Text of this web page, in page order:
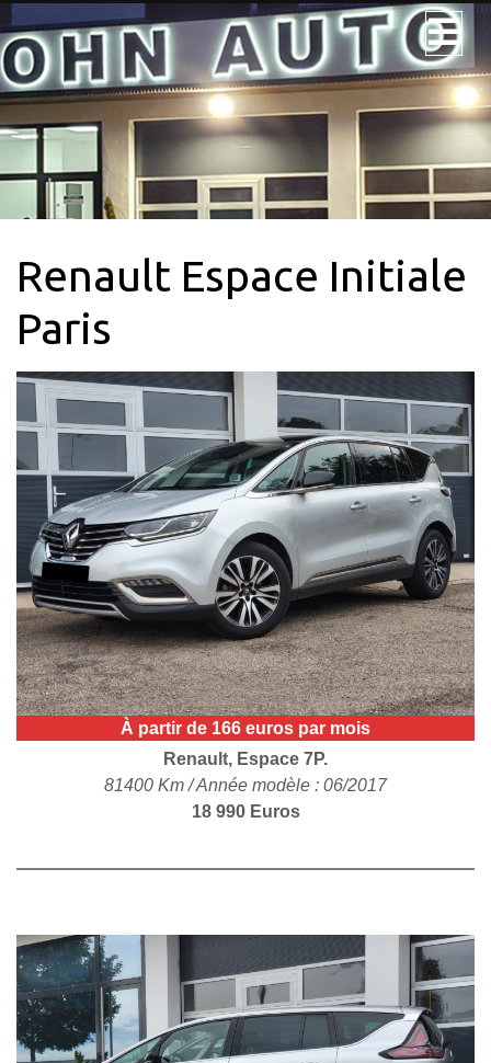
JOHN AUTO
NOS VÉHICULES
NOS UTILITAIRES
VÉHICULE 9PL.
LOCATION
CONTACTEZ-
CARTE GRISE
QUI SOMMES-
NOUS?
POLITIQUE DE
CONFIDENTIALITÉ
Renault Espace Initiale
Paris
À partir de 166 euros par mois
Renault, Espace 7P.
81400 Km / Année modèle : 06/2017
18 990 Euros